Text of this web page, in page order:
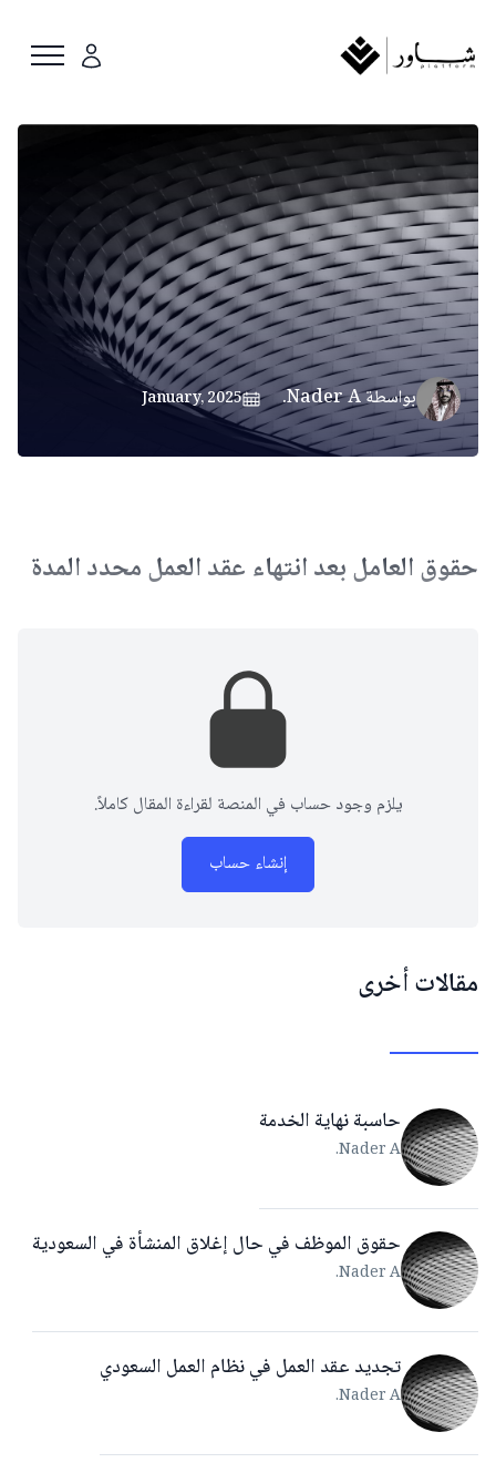
بواسطةNader A.
January, 2025
حقوق العامل بعد انتهاء عقد العمل محدد المدة
يلزم وجود حساب في المنصة لقراءة المقال كاملاً.
إنشاء حساب
مقالات أخرى
حاسبة نهاية الخدمة
Nader A.
حقوق الموظف في حال إغلاق المنشأة في السعودية
Nader A.
تجديد عقد العمل في نظام العمل السعودي
Nader A.